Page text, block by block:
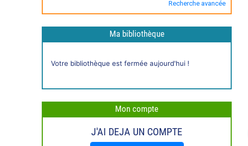
Recherche avancée
Ma bibliothèque
liveVotre bibliothèque est fermée aujourd'hui !
Mon compte
J'AI DEJA UN COMPTE